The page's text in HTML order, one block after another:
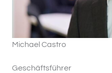
Michael Castro
Geschäftsführer